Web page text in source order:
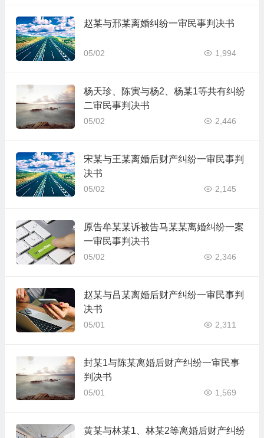
赵某与邢某离婚纠纷一审民事判决书
05/02 1,994
杨天珍、陈寅与杨2、杨某1等共有纠纷
二审民事判决书
05/02 2,446
宋某与王某离婚后财产纠纷一审民事判
决书
05/02 2,145
原告牟某某诉被告马某某离婚纠纷一案
一审民事判决书
05/02 2,346
赵某与吕某离婚后财产纠纷一审民事判
决书
05/01 2,311
封某1与陈某离婚后财产纠纷一审民事
判决书
05/01 1,569
黄某与林某1、林某2等离婚后财产纠纷